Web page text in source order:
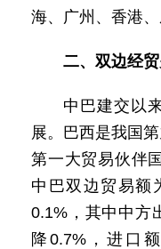
海、广州、香港、
二、双边经
中巴建交以
展。巴西是我国
第一大贸易伙伴
中巴双边贸易额
0.1%，其中中方
降0.7%，进口